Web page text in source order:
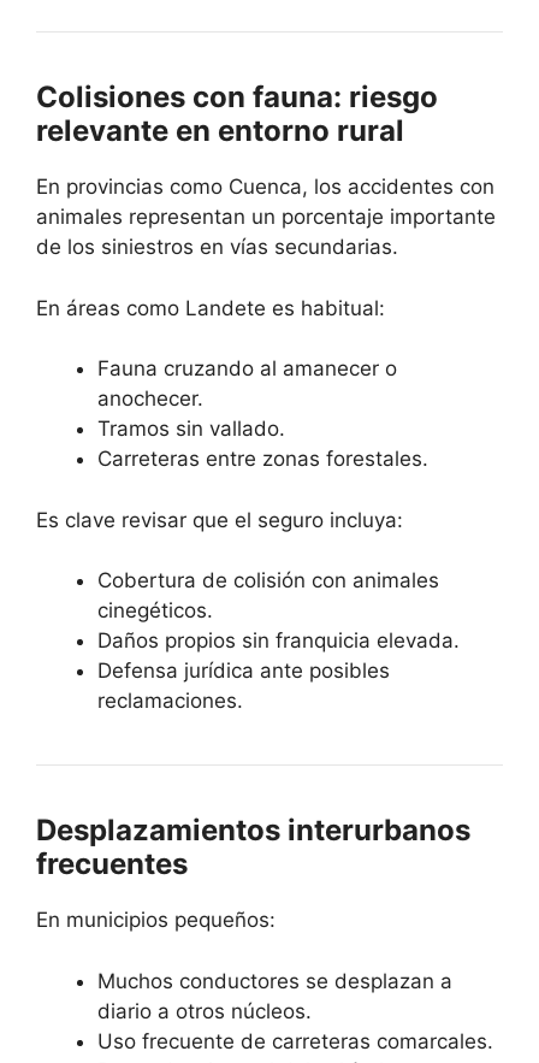
Colisiones con fauna: riesgo
relevante en entorno rural
En provincias como Cuenca, los accidentes con
animales representan un porcentaje importante
de los siniestros en vías secundarias.
En áreas como Landete es habitual:
Fauna cruzando al amanecer o
anochecer.
Tramos sin vallado.
Carreteras entre zonas forestales.
Es clave revisar que el seguro incluya:
Cobertura de colisión con animales
cinegéticos.
Daños propios sin franquicia elevada.
Defensa jurídica ante posibles
reclamaciones.
Desplazamientos interurbanos
frecuentes
En municipios pequeños:
Muchos conductores se desplazan a
diario a otros núcleos.
Uso frecuente de carreteras comarcales.